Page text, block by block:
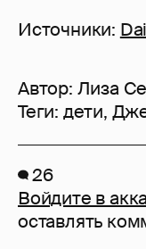
Источники:
Автор: Лиза
Теги: дети,
26
Войдите в
оставлять